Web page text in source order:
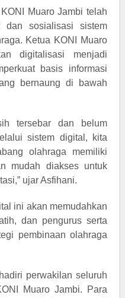
Muaro Jambi telah
dan sosialisasi sistem
Ketua KONI Muaro
digitalisasi menjadi
basis informasi
bernaung di bawah
tersebar dan belum
sistem digital, kita
olahraga memiliki
mudah diakses untuk
ujar Asfihani.
ini akan memudahkan
dan pengurus serta
pembinaan olahraga
perwakilan seluruh
Muaro Jambi. Para